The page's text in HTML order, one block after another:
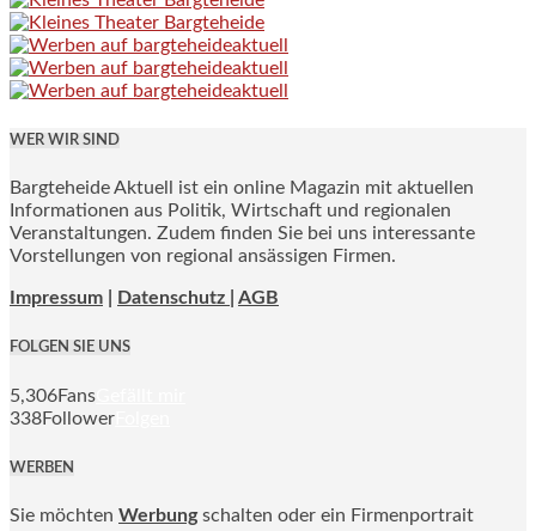
WER WIR SIND
Bargteheide Aktuell ist ein online Magazin mit aktuellen
Informationen aus Politik, Wirtschaft und regionalen
Veranstaltungen. Zudem finden Sie bei uns interessante
Vorstellungen von regional ansässigen Firmen.
Impressum Datenschutz | AGB
FOLGEN SIE UNS
5,306Fans
338Follower
WERBEN
Sie möchten Werbung schalten oder ein Firmenportrait